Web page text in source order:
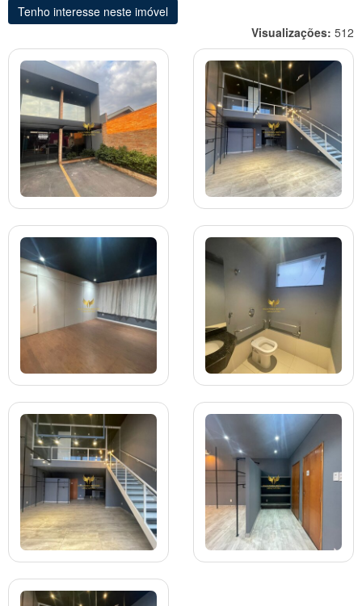
Tenho interesse neste imóvel
Visualizações: 512